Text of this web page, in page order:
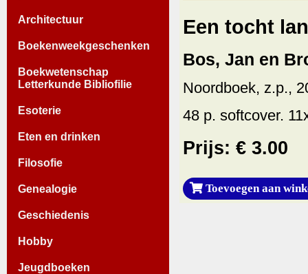
Architectuur
Boekenweekgeschenken
Boekwetenschap
Letterkunde Bibliofilie
Esoterie
Eten en drinken
Filosofie
Genealogie
Geschiedenis
Hobby
Jeugdboeken
Een tocht
Bos, Jan en
Noordboek, z.p.,
48 p. softcover.
Prijs: € 3.00
Toevoegen aan